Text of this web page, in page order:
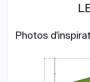
Photos